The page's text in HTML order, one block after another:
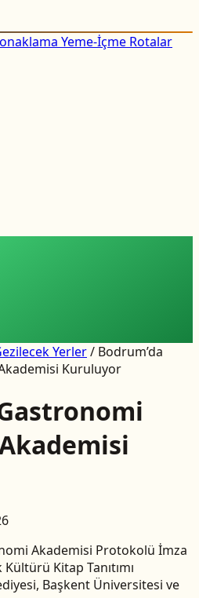
Yeme-İçme Rotalar
Yerler/ Bodrum’da
Kuruluyor
Akademisi Protokolü İmza
Kitap Tanıtımı
Başkent Üniversitesi ve